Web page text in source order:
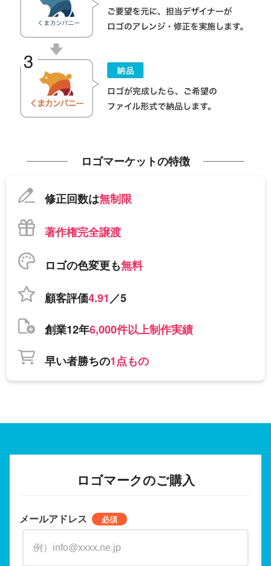
ロゴマーケットの特徴
修正回数は無制限
著作権完全譲渡
ロゴの色変更も無料
顧客評価4.91／5
創業12年6,000件以上制作実績
早い者勝ちの1点もの
ロゴマークのご購入
メールアドレス